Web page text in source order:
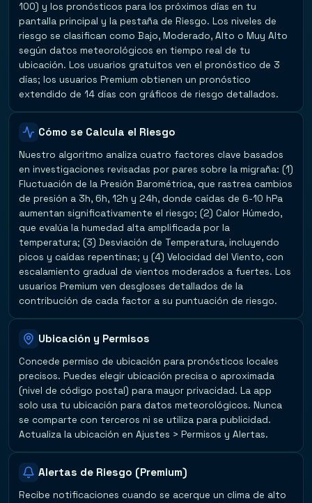
100) y los pronósticos para los próximos días en tu
pantalla principal y la pestaña de Riesgo. Los niveles de
riesgo se clasifican como Bajo, Moderado, Alto o Muy Alto
según datos meteorológicos en tiempo real de tu
ubicación. Los usuarios gratuitos ven el pronóstico de 3
días; los usuarios Premium obtienen un pronóstico
extendido de 14 días con gráficos de riesgo detallados.
Cómo se Calcula el Riesgo
Nuestro algoritmo analiza cuatro factores clave basados
en investigaciones revisadas por pares sobre la migraña: (1)
Fluctuación de la Presión Barométrica, que rastrea cambios
de presión a 3h, 6h, 12h y 24h, donde caídas de 6-10 hPa
aumentan significativamente el riesgo; (2) Calor Húmedo,
que evalúa la humedad alta amplificada por la
temperatura; (3) Desviación de Temperatura, incluyendo
picos y caídas repentinas; y (4) Velocidad del Viento, con
escalamiento gradual de vientos moderados a fuertes. Los
usuarios Premium ven desgloses detallados de la
contribución de cada factor a su puntuación de riesgo.
Ubicación y Permisos
Concede permiso de ubicación para pronósticos locales
precisos. Puedes elegir ubicación precisa o aproximada
(nivel de código postal) para mayor privacidad. La app
solo usa tu ubicación para datos meteorológicos. Nunca
se comparte con terceros ni se utiliza para publicidad.
Actualiza la ubicación en Ajustes > Permisos y Alertas.
Alertas de Riesgo (Premium)
Recibe notificaciones cuando se acerque un clima de alto